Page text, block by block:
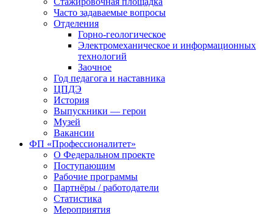
Часто задаваемые вопросы
Отделения
Горно-геологическое
Электромеханическое и информационных
технологий
Заочное
Год педагога и наставника
ЦПДЭ
История
Выпускники — герои
Музей
Вакансии
ФП «Профессионалитет»
О Федеральном проекте
Поступающим
Рабочие программы
Партнёры / работодатели
Статистика
Мероприятия